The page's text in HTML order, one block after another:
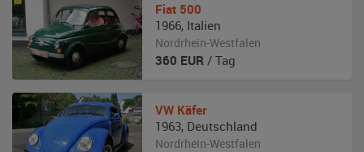
Fiat 500
1966, Italien
Nordrhein-Westfalen
360 EUR / Tag
VW Käfer
1963, Deutschland
Nordrhein-Westfalen